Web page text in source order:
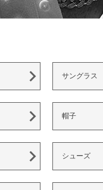
サングラス
帽子
シューズ